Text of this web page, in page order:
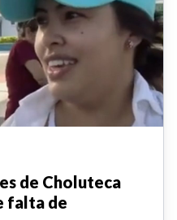
de Choluteca
falta de